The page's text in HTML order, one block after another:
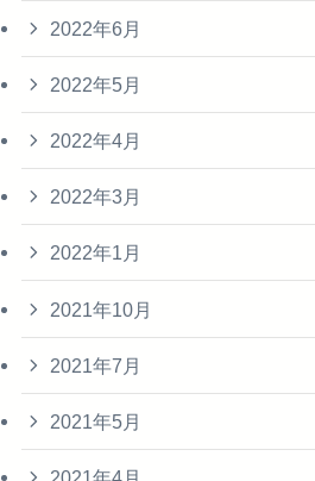
2022年6月
2022年5月
2022年4月
2022年3月
2022年1月
2021年10月
2021年7月
2021年5月